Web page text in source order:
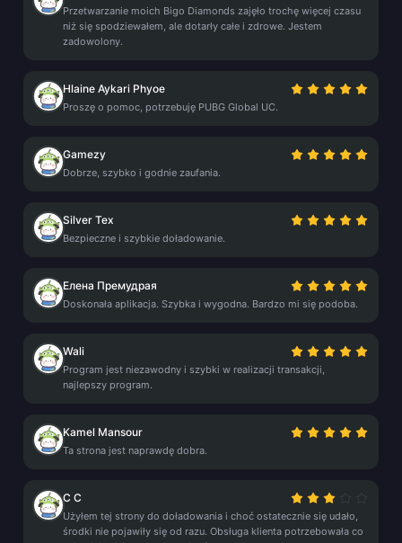
Przetwarzanie moich Bigo Diamonds zajęło trochę więcej czasu
niż się spodziewałem, ale dotarły całe i zdrowe. Jestem
zadowolony.
Hlaine Aykari Phyoe
Proszę o pomoc, potrzebuję PUBG Global UC.
Gamezy
Dobrze, szybko i godnie zaufania.
Silver Tex
Bezpieczne i szybkie doładowanie.
Елена Премудрая
Doskonała aplikacja. Szybka i wygodna. Bardzo mi się podoba.
Wali
Program jest niezawodny i szybki w realizacji transakcji,
najlepszy program.
Kamel Mansour
Ta strona jest naprawdę dobra.
C C
Użyłem tej strony do doładowania i choć ostatecznie się udało,
środki nie pojawiły się od razu. Obsługa klienta potrzebowała co